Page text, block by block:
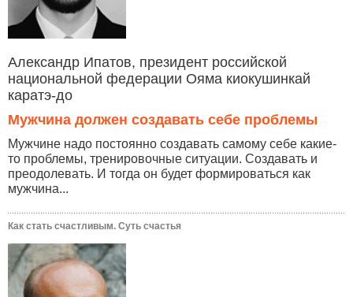
Александр Ипатов, президент российской
национальной федерации Ояма киокушинкай
каратэ-до
Мужчина должен создавать себе проблемы
Мужчине надо постоянно создавать самому себе какие-
то проблемы, тренировочные ситуации. Создавать и
преодолевать. И тогда он будет формироваться как
мужчина...
Как стать счастливым. Суть счастья